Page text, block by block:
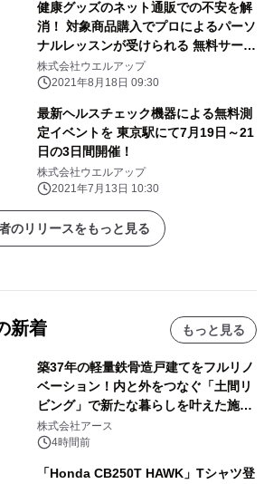
健康グッズのネット通販での不安を解
消！ 対象商品購入でプロによるパーソ
ナルレッスンが受けられる 無料サービ
スがスタート！
株式会社ウエルアップ
2021年8月18日 09:30
最新ヘルスチェック機器による無料測
定イベントを 東京駅にて7月19日～21
日の3日間開催！
株式会社ウエルアップ
2021年7月13日 10:30
のリリースをもっと見る
新着 もっと見る
築37年の軽量鉄骨造戸建てをフルリノ
ベーション！内と外をつなぐ「土間リ
ビング」で新たな暮らしを叶えた施工
事例を株式会社アースが公開
株式会社アース
4時間前
「Honda CB250T HAWK」Tシャツ登